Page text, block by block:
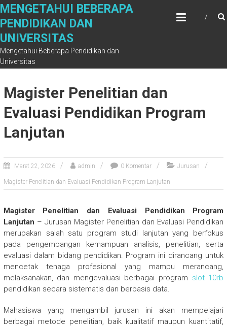
Skip
content
MENGETAHUI BEBERAPA
PENDIDIKAN DAN
UNIVERSITAS
Mengetahui Beberapa Pendidikan dan
Universitas
Magister Penelitian dan
Evaluasi Pendidikan Program
Lanjutan
Maret 22, 2026 admin 0 Komentar Jurusan
Magister Penelitian dan Evaluasi Pendidikan Program Lanjutan
Magister Penelitian dan Evaluasi Pendidikan Program
Lanjutan – Jurusan Magister Penelitian dan Evaluasi Pendidikan
merupakan salah satu program studi lanjutan yang berfokus
pada pengembangan kemampuan analisis, penelitian, serta
evaluasi dalam bidang pendidikan. Program ini dirancang untuk
mencetak tenaga profesional yang mampu merancang,
melaksanakan, dan mengevaluasi berbagai program slot 10rb
pendidikan secara sistematis dan berbasis data.
Mahasiswa yang mengambil jurusan ini akan mempelajari
berbagai metode penelitian, baik kualitatif maupun kuantitatif,